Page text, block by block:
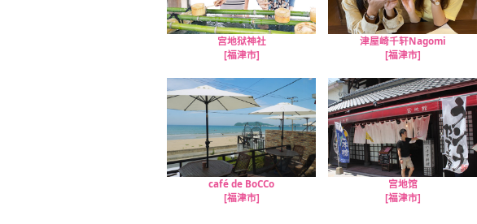
宫地狱神社
[福津市]
津屋崎千轩Nagomi
[福津市]
café de BoCCo
[福津市]
宫地馆
[福津市]